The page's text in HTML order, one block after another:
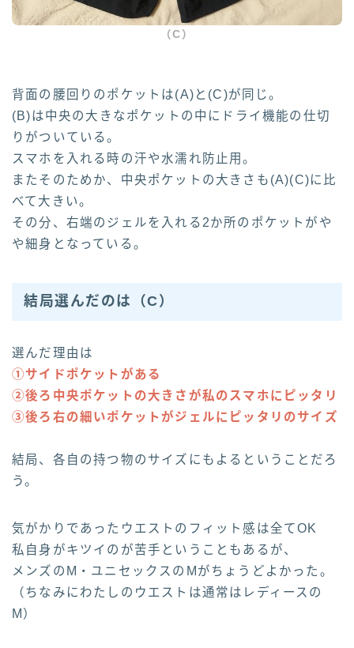
（C）
背面の腰回りのポケットは(A)と(C)が同じ。
(B)は中央の大きなポケットの中にドライ機能の仕切
りがついている。
スマホを入れる時の汗や水濡れ防止用。
またそのためか、中央ポケットの大きさも(A)(C)に比
べて大きい。
その分、右端のジェルを入れる2か所のポケットがや
や細身となっている。
結局選んだのは （C）
選んだ理由は
①サイドポケットがある
②後ろ中央ポケットの大きさが私のスマホにピッタリ
③後ろ右の細いポケットがジェルにピッタリのサイズ
結局、各自の持つ物のサイズにもよるということだろ
う。
気がかりであったウエストのフィット感は全てOK
私自身がキツイのが苦手ということもあるが、
メンズのМ・ユニセックスのМがちょうどよかった。
（ちなみにわたしのウエストは通常はレディースの
М）